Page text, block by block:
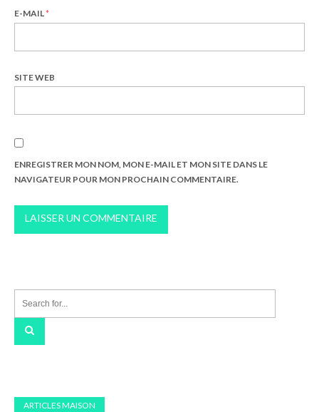
E-MAIL*
SITE WEB
ENREGISTRER MON NOM, MON E-MAIL ET MON SITE DANS LE
NAVIGATEUR POUR MON PROCHAIN COMMENTAIRE.
ARTICLES MAISON